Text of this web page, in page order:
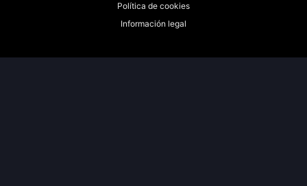
Política de cookies
Información legal